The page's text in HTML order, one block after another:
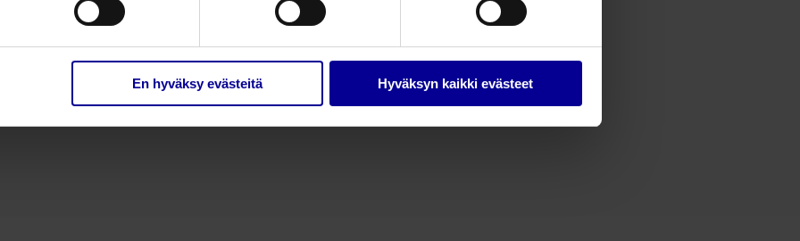
En hyväksy evästeitä Hyväksyn kaikki evästeet